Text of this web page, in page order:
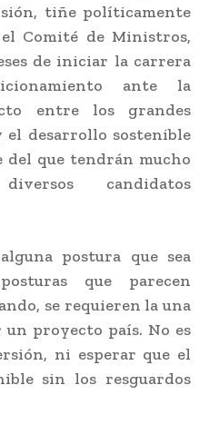
tiñe políticamente
Comité de Ministros,
de iniciar la carrera
ante la
entre los grandes
el desarrollo sostenible
del que tendrán mucho
candidatos
postura que sea
que parecen
se requieren la una
proyecto país. No es
ni esperar que el
sin los resguardos